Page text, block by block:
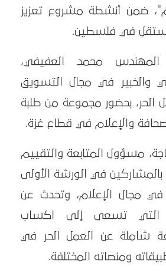
ضمن أنشطة مشروع تعزيز
في فلسطين.
محمد العفيفي،
والخبير في مجال التسويق
الحر، بحضور مجموعة من طلبة
والإعلام في قطاع غزة.
مسؤول المتابعة والتقييم
في الورشة الأولى
في مجال الإعلام، وتحدث عن
التي تسعى إلى اكساب
شاملة عن العمل الحر في
ومنصاته المختلفة.